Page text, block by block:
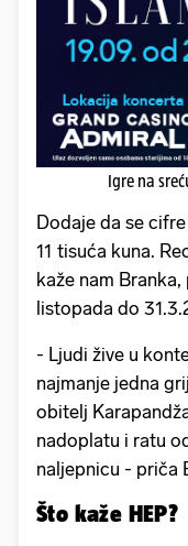
Igre na
Dodaje da se
11 tisuća kuna.
kaže nam
listopada do
- Ljudi žive u
najmanje jedna
obitelj
nadoplatu i ratu
naljepnicu - priča
Što kaže HEP?